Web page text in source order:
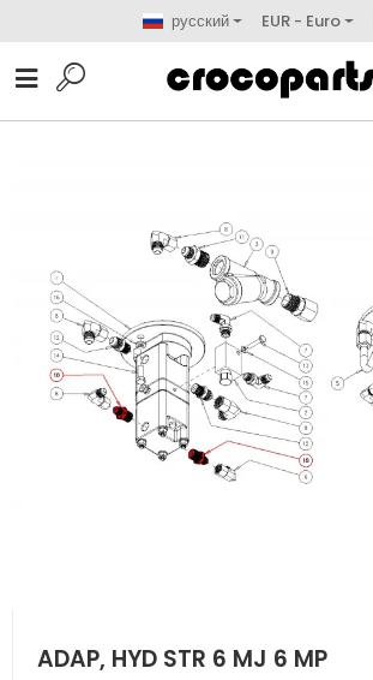
русский EUR - Euro
ADAP, HYD STR 6 MJ 6 MP